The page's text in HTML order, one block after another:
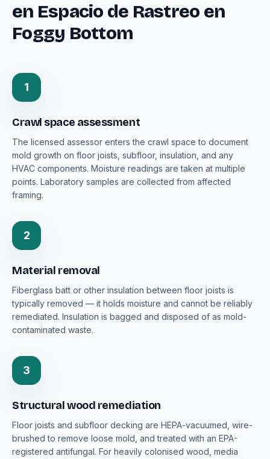
en Espacio de Rastreo en
Foggy Bottom
1
Crawl space assessment
The licensed assessor enters the crawl space to document
mold growth on floor joists, subfloor, insulation, and any
HVAC components. Moisture readings are taken at multiple
points. Laboratory samples are collected from affected
framing.
2
Material removal
Fiberglass batt or other insulation between floor joists is
typically removed — it holds moisture and cannot be reliably
remediated. Insulation is bagged and disposed of as mold-
contaminated waste.
3
Structural wood remediation
Floor joists and subfloor decking are HEPA-vacuumed, wire-
brushed to remove loose mold, and treated with an EPA-
registered antifungal. For heavily colonised wood, media